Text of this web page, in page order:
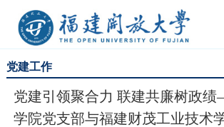
党建工作
党建引领聚合力 联建共廉树政
学院党支部与福建财茂工业技术